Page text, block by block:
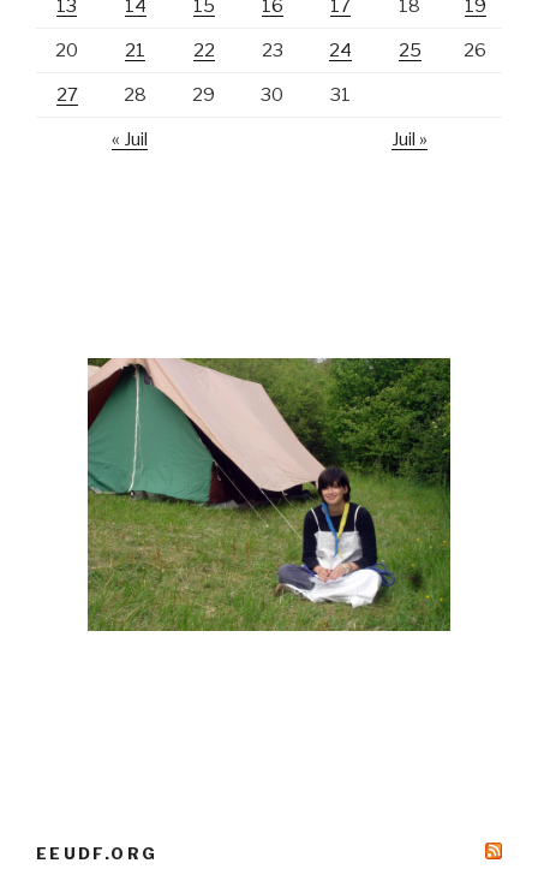
13 14 15 16 17 18 19
20 21 22 23 24 25 26
27 28 29 30 31
« Juil Juil »
EEUDF.ORG